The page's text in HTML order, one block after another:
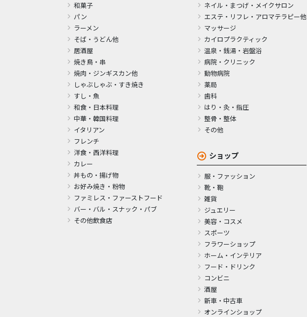
和菓子
パン
ラーメン
そば・うどん他
居酒屋
焼き鳥・串
焼肉・ジンギスカン他
しゃぶしゃぶ・すき焼き
すし・魚
和食・日本料理
中華・韓国料理
イタリアン
フレンチ
洋食・西洋料理
カレー
丼もの・揚げ物
お好み焼き・粉物
ファミレス・ファーストフード
バー・バル・スナック・パブ
その他飲食店
ネイル・まつげ・メイクサロン
エステ・リフレ・アロマテラピー他
マッサージ
カイロプラクティック
温泉・銭湯・岩盤浴
病院・クリニック
動物病院
薬局
歯科
はり・灸・指圧
整骨・整体
その他
ショップ
服・ファッション
靴・鞄
雑貨
ジュエリー
美容・コスメ
スポーツ
フラワーショップ
ホーム・インテリア
フード・ドリンク
コンビニ
酒屋
新車・中古車
オンラインショップ